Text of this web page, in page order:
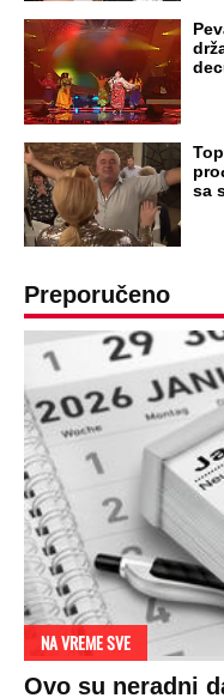
sa
Preporučeno
NA VREME SVE
Ovo su neradni